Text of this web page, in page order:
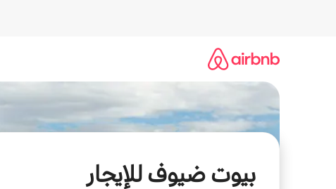
بيوت ضيوف للإيجار